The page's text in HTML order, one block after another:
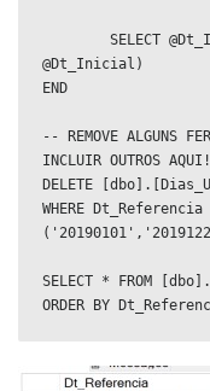
@Dt_Inicial)
END
-- REMOVE ALGUNS
INCLUIR OUTROS
DELETE
WHERE Dt_Referencia
SELECT * FROM